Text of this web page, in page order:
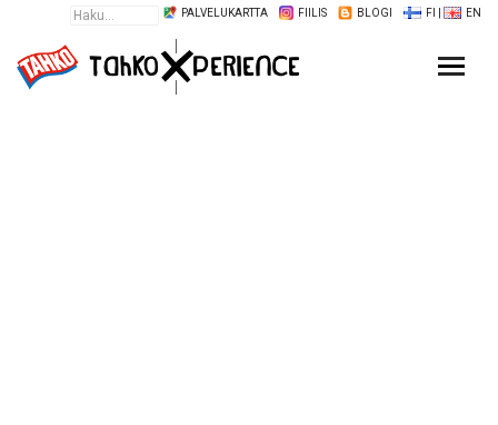
PALVELUKARTTA FIILIS BLOGI FI EN